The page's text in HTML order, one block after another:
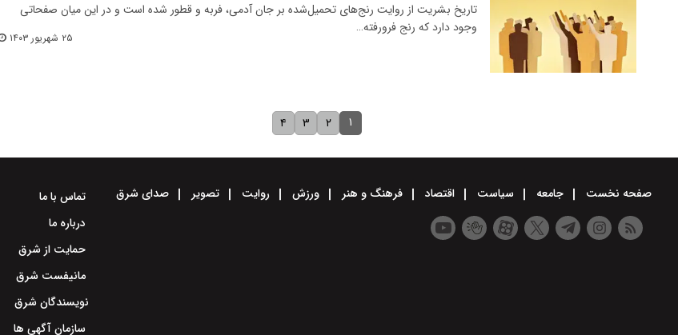
تاریخ بشریت از روایت رنج‌‌های تحمیل‌شده بر جان آدمی، فربه و قطور شده است و در این میان صفحاتی
وجود دارد که رنج فرورفته…
۲۵ شهریور ۱۴۰۳
۱ ۲ ۳ ۴
صفحه نخست جامعه سیاست اقتصاد فرهنگ و هنر ورزش روایت تصویر صدای شرق
تماس با ما
درباره ما
حمایت از شرق
مانیفست شرق
نویسندگان شرق
سازمان آگهی ها